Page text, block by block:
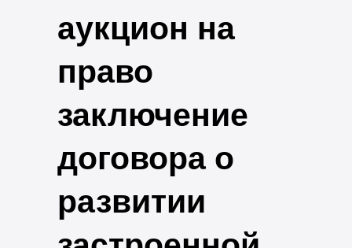
аукцион на
право
заключение
договора о
развитии